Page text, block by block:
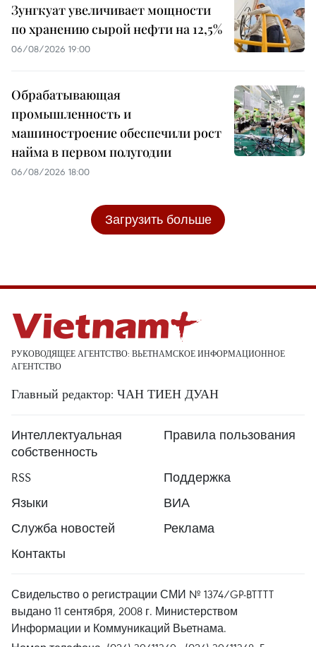
Зунгкуат увеличивает мощности
по хранению сырой нефти на 12,5%
06/08/2026 19:00
Обрабатывающая
промышленность и
машиностроение обеспечили рост
найма в первом полугодии
06/08/2026 18:00
Загрузить больше
РУКОВОДЯЩЕЕ АГЕНТСТВО: ВЬЕТНАМСКОЕ ИНФОРМАЦИОННОЕ
АГЕНТСТВО
Главный редактор: ЧАН ТИЕН ДУАН
Интеллектуальная
собственность
Правила пользования
RSS
Поддержка
Языки
ВИА
Служба новостей
Реклама
Контакты
Свидельство о регистрации СМИ № 1374/GP-BTTTT
выдано 11 сентября, 2008 г. Министерством
Информации и Коммуникаций Вьетнама.